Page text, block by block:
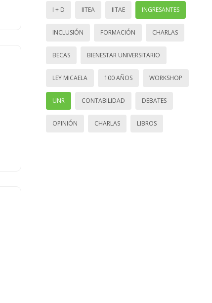
I + D IITEA IITAE INGRESANTES
INCLUSIÓN FORMACIÓN CHARLAS
BECAS BIENESTAR UNIVERSITARIO
LEY MICAELA 100 AÑOS WORKSHOP
UNR CONTABILIDAD DEBATES
OPINIÓN CHARLAS LIBROS